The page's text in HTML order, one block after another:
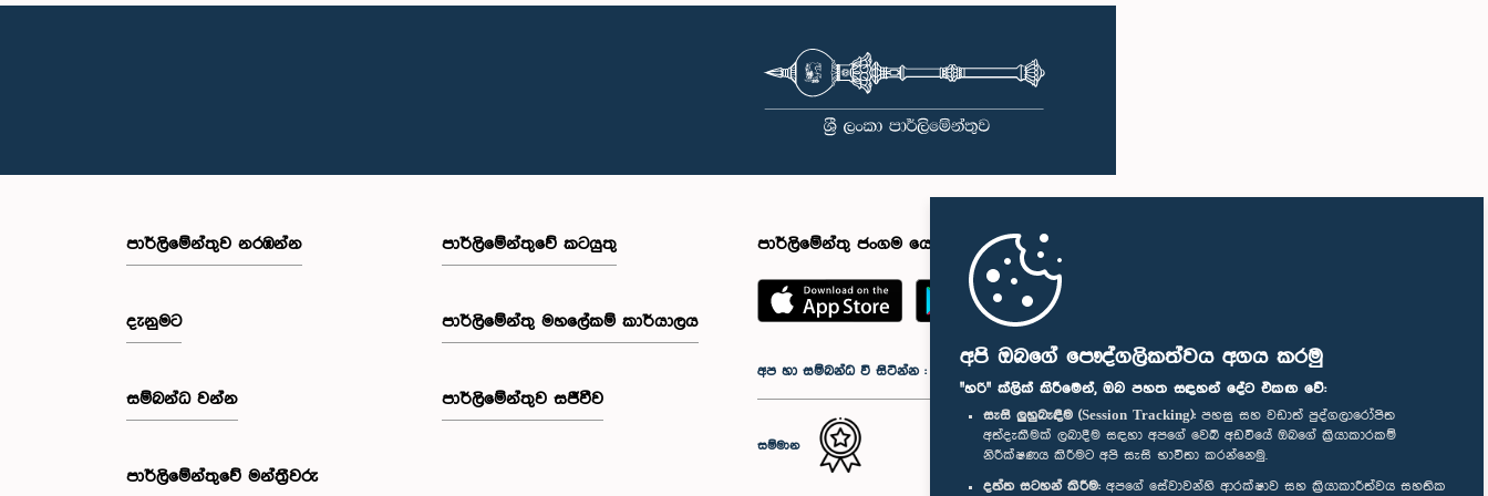
අපි ඔබගේ පෞද්ගලිකත්වය අගය කරමු
"හරි" ක්ලික් කිරීමෙන්, ඔබ පහත සඳහන් දේට එකඟ වේ:
සැසි ලුහුබැඳීම (Session Tracking): පහසු සහ වඩාත් පුද්ගලාරෝපිත
අත්දැකීමක් ලබාදීම සඳහා අපගේ වෙබ් අඩවියේ ඔබගේ ක්‍රියාකාරකම්
නිරීක්ෂණය කිරීමට අපි සැසි භාවිතා කරන්නෙමු.
දත්ත සටහන් කිරීම: අපගේ සේවාවන්හි ආරක්ෂාව සහ ක්‍රියාකාරීත්වය සහතික
පාර්ලි‌මේන්තුව නරඹන්න
දැනුමට
සම්බන්ධ වන්න
පාර්ලි‌මේන්තුවේ මන්ත්‍රීවරු
පාර්ලිමේන්තුවේ කටයුතු
පාර්ලිමේන්තු මහලේකම් කාර්යාලය
පාර්ලිමේන්තුව සජීවීව
පාර්ලිමේන්තු ජංගම යෙදුම
අප හා සම්බන්ධ වී සිටින්න :
සම්මාන